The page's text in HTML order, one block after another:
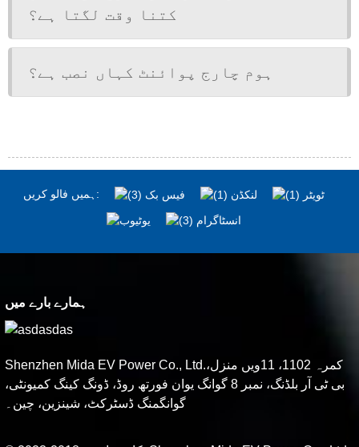
کتنا وقت لگتا ہے؟
ہوم چارج پوائنٹ کہاں نصب ہے؟
ہمیں فالو کریں:
ہمارے بارے میں
Shenzhen Mida EV Power Co., Ltd.کمرہ 1102، 11ویں منزل،
بی ٹی آر بلڈنگ، نمبر 8 گوانگ یوان فورتھ روڈ، ڈونگ کینگ کمیونٹی،
گوانگمنگ ڈسٹرکٹ، شینزین، چین۔